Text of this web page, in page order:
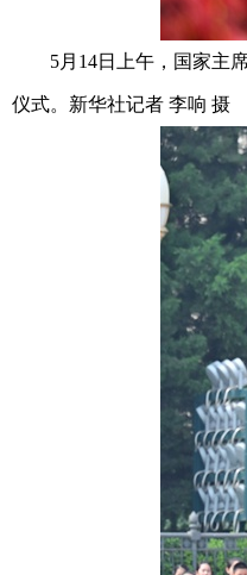
5月14日上午，国家主席
仪式。新华社记者 李响 摄